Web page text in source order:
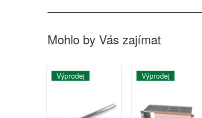
Mohlo by Vás zajímat
Výprodej Výprodej